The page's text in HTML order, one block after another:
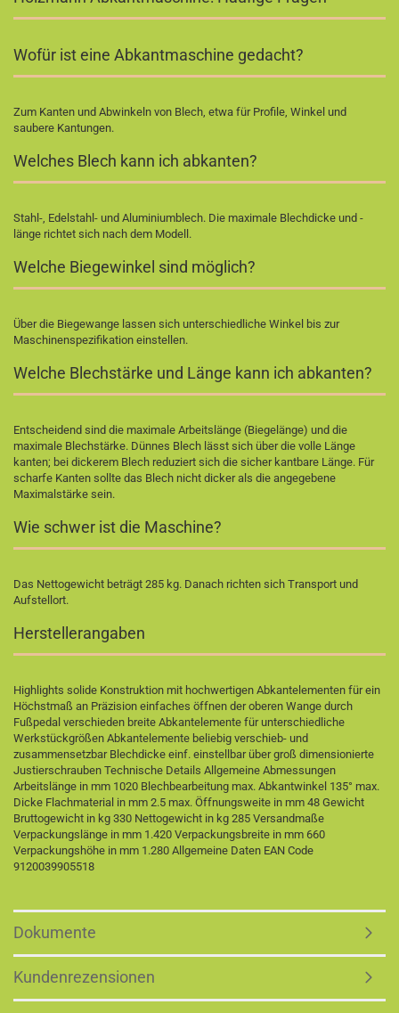
Wofür ist eine Abkantmaschine gedacht?
Zum Kanten und Abwinkeln von Blech, etwa für Profile, Winkel und
saubere Kantungen.
Welches Blech kann ich abkanten?
Stahl-, Edelstahl- und Aluminiumblech. Die maximale Blechdicke und -
länge richtet sich nach dem Modell.
Welche Biegewinkel sind möglich?
Über die Biegewange lassen sich unterschiedliche Winkel bis zur
Maschinenspezifikation einstellen.
Welche Blechstärke und Länge kann ich abkanten?
Entscheidend sind die maximale Arbeitslänge (Biegelänge) und die
maximale Blechstärke. Dünnes Blech lässt sich über die volle Länge
kanten; bei dickerem Blech reduziert sich die sicher kantbare Länge. Für
scharfe Kanten sollte das Blech nicht dicker als die angegebene
Maximalstärke sein.
Wie schwer ist die Maschine?
Das Nettogewicht beträgt 285 kg. Danach richten sich Transport und
Aufstellort.
Herstellerangaben
Highlights solide Konstruktion mit hochwertigen Abkantelementen für ein
Höchstmaß an Präzision einfaches öffnen der oberen Wange durch
Fußpedal verschieden breite Abkantelemente für unterschiedliche
Werkstückgrößen Abkantelemente beliebig verschieb- und
zusammensetzbar Blechdicke einf. einstellbar über groß dimensionierte
Justierschrauben Technische Details Allgemeine Abmessungen
Arbeitslänge in mm 1020 Blechbearbeitung max. Abkantwinkel 135° max.
Dicke Flachmaterial in mm 2.5 max. Öffnungsweite in mm 48 Gewicht
Bruttogewicht in kg 330 Nettogewicht in kg 285 Versandmaße
Verpackungslänge in mm 1.420 Verpackungsbreite in mm 660
Verpackungshöhe in mm 1.280 Allgemeine Daten EAN Code
9120039905518
Dokumente
Kundenrezensionen